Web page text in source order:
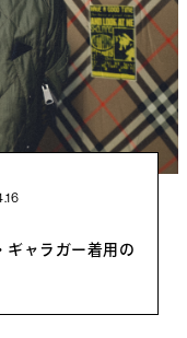
ギャラガー着用の